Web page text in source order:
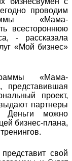
проводим
«Мама-
всестороннюю
- рассказала
«Мой бизнес»
«Мама-
представившая
проект,
партнеры
Деньги можно
бизнес-плана,
свой